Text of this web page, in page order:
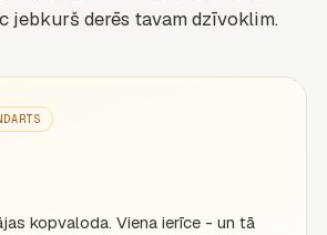
jebkurš derēs tavam dzīvoklim.
kopvaloda. Viena ierīce - un tā